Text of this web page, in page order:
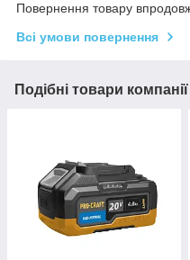
Повернення товару
Всі умови повернення
Подібні товари компанії